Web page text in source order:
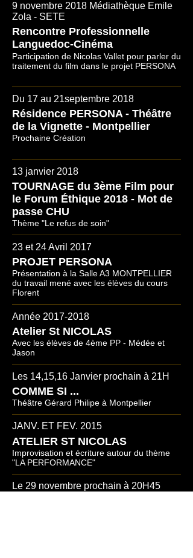
9 novembre 2018 Médiathèque Emile
Zola - SETE
Rencontre Professionnelle
Languedoc-Cinéma
Participation de Nicolas Vallet pour parler du
traitement du film dans le projet PERSONA
Du 17 au 21septembre 2018
Résidence PERSONA - Théâtre
de la Vignette - Montpellier
Prochaine Création
13 janvier 2018
TOURNAGE du 3ème Film pour
le Forum Éthique 2018 - Mot de
passe CHU
Thème "Le refus de soin"
23 et 24 Avril 2017
PROJET PERSONA
Présentation à la Salle A3 MONTPELLIER
du travail mené avec les élèves du cours
Florent
Année 2017-2018
Atelier St NICOLAS
Avec les élèves de 4ème PP - Médée et
Jason
Les 14,15,16 Janvier prochain à 21H
COMME SI ...
Théâtre Gérard Philipe à Montpellier
JANV. ET FEV. 2015
ATELIER ST NICOLAS
Improvisation et écriture autour du thème
"LA PERFORMANCE"
Le 29 novembre prochain à 20H45